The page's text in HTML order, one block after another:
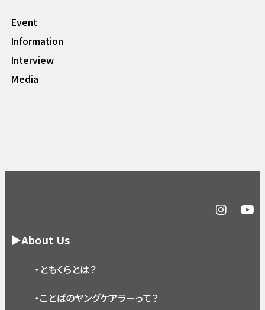
Event
Information
Interview
Media
▶About Us
・ともくらとは？
・ことばのヤングケアラーって？